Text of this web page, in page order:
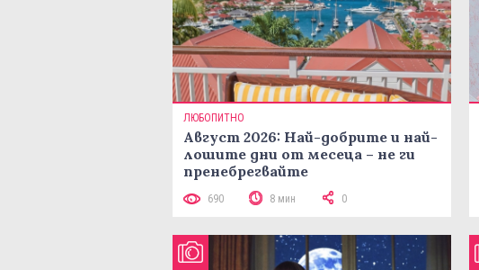
ЛЮБОПИТНО
Август 2026: Най-добрите и най-
лошите дни от месеца – не ги
пренебрегвайте
690 8 мин 0